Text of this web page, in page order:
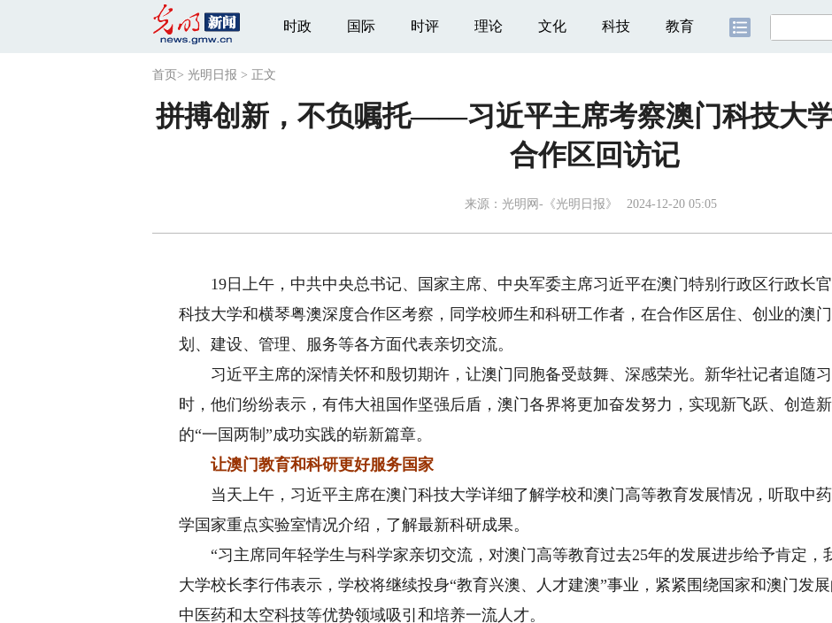
时政 国际 时评 理论 文化 科技 教育
首页 > 光明日报 > 正文
拼搏创新，不负嘱托——习近平主席考察澳门科技大
合作区回访记
来源： 光明网-《光明日报》 2024-12-20 05:05
19日上午，中共中央总书记、国家主席、中央军委主席习近平在澳门特别行政区行政长
科技大学和横琴粤澳深度合作区考察，同学校师生和科研工作者，在合作区居住、创业的澳
划、建设、管理、服务等各方面代表亲切交流。
习近平主席的深情关怀和殷切期许，让澳门同胞备受鼓舞、深感荣光。新华社记者追随
时，他们纷纷表示，有伟大祖国作坚强后盾，澳门各界将更加奋发努力，实现新飞跃、创造
的“一国两制”成功实践的崭新篇章。
让澳门教育和科研更好服务国家
当天上午，习近平主席在澳门科技大学详细了解学校和澳门高等教育发展情况，听取中
学国家重点实验室情况介绍，了解最新科研成果。
“习主席同年轻学生与科学家亲切交流，对澳门高等教育过去25年的发展进步给予肯定，
大学校长李行伟表示，学校将继续投身“教育兴澳、人才建澳”事业，紧紧围绕国家和澳门发
中医药和太空科技等优势领域吸引和培养一流人才。